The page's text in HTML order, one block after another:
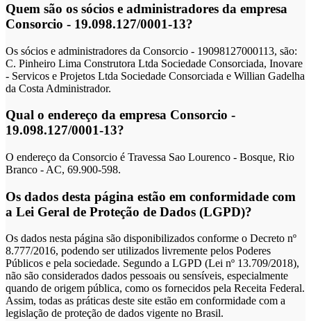
Quem são os sócios e administradores da empresa
Consorcio - 19.098.127/0001-13?
Os sócios e administradores da Consorcio - 19098127000113, são:
C. Pinheiro Lima Construtora Ltda Sociedade Consorciada, Inovare
- Servicos e Projetos Ltda Sociedade Consorciada e Willian Gadelha
da Costa Administrador.
Qual o endereço da empresa Consorcio -
19.098.127/0001-13?
O endereço da Consorcio é Travessa Sao Lourenco - Bosque, Rio
Branco - AC, 69.900-598.
Os dados desta página estão em conformidade com
a Lei Geral de Proteção de Dados (LGPD)?
Os dados nesta página são disponibilizados conforme o Decreto nº
8.777/2016, podendo ser utilizados livremente pelos Poderes
Públicos e pela sociedade. Segundo a LGPD (Lei nº 13.709/2018),
não são considerados dados pessoais ou sensíveis, especialmente
quando de origem pública, como os fornecidos pela Receita Federal.
Assim, todas as práticas deste site estão em conformidade com a
legislação de proteção de dados vigente no Brasil.